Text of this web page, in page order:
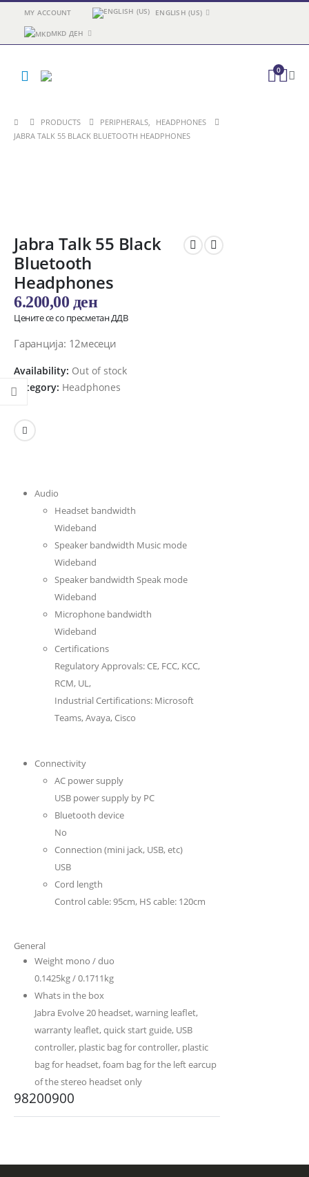
MY ACCOUNT ENGLISH (US)
MKD ДЕН
0
PRODUCTS PERIPHERALS,
HEADPHONES
JABRA TALK 55 BLACK BLUETOOTH HEADPHONES
Jabra Talk 55 Black
Bluetooth
Headphones
6.200,00 ден
Цените се со пресметан ДДВ
Гаранција: 12месеци
Availability: Out of stock
Category: Headphones
Audio
Headset bandwidth
Wideband
Speaker bandwidth Music mode
Wideband
Speaker bandwidth Speak mode
Wideband
Microphone bandwidth
Wideband
Certifications
Regulatory Approvals: CE, FCC, KCC,
RCM, UL,
Industrial Certifications: Microsoft
Teams, Avaya, Cisco
Connectivity
AC power supply
USB power supply by PC
Bluetooth device
No
Connection (mini jack, USB, etc)
USB
Cord length
Control cable: 95cm, HS cable: 120cm
General
Weight mono / duo
0.1425kg / 0.1711kg
Whats in the box
Jabra Evolve 20 headset, warning leaflet,
warranty leaflet, quick start guide, USB
controller, plastic bag for controller, plastic
bag for headset, foam bag for the left earcup
of the stereo headset only
98200900